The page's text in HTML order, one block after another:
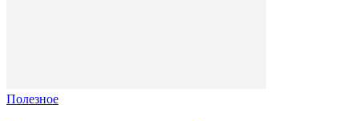
Полезное